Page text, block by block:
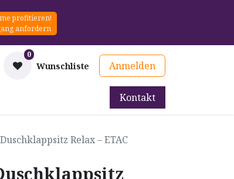
profitieren!
anfordern
0
Wunschliste Anmelden
Mieten
Kontakt
Relax – ETAC